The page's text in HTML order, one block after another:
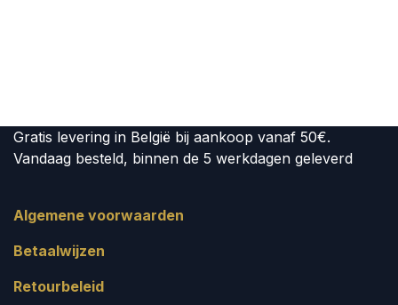
Gratis levering in België bij aankoop vanaf 50€.
Vandaag besteld, binnen de 5 werkdagen geleverd
Algemene voorwaarden
Betaalwijzen
Retourbeleid